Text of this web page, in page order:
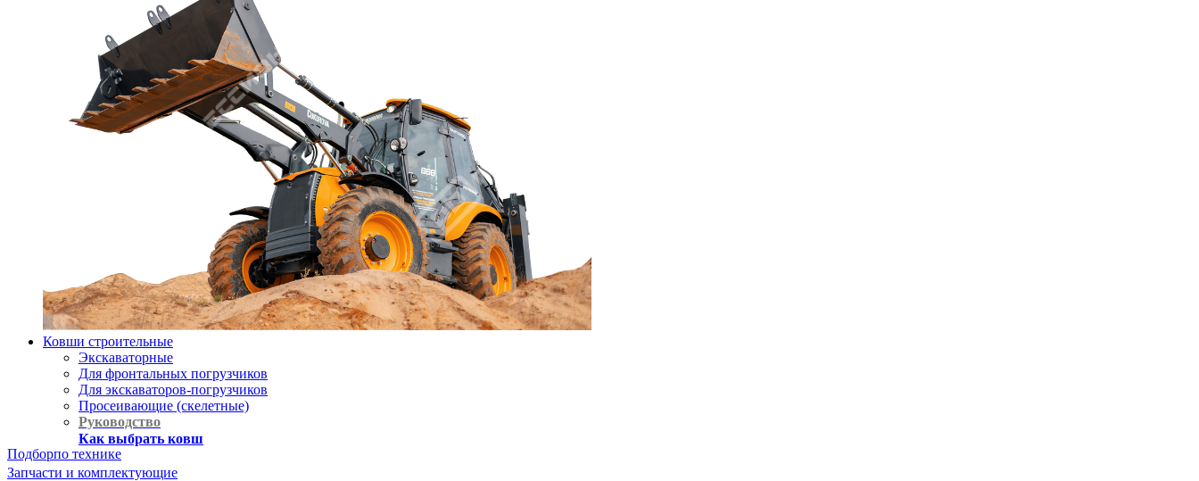
Ковши строительные
Экскаваторные
Для фронтальных погрузчиков
Для экскаваторов-погрузчиков
Просеивающие (скелетные)
Руководство
Как выбрать ковш
Подборпо технике
Запчасти и комплектующие